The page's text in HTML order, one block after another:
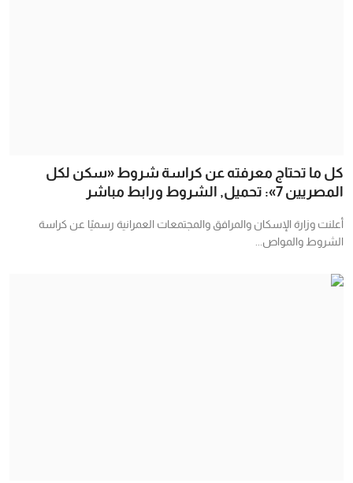
كل ما تحتاج معرفته عن كراسة شروط «سكن لكل
المصريين 7»: تحميل, الشروط ورابط مباشر
أعلنت وزارة الإسكان والمرافق والمجتمعات العمرانية رسميًا عن كراسة
الشروط والمواص...